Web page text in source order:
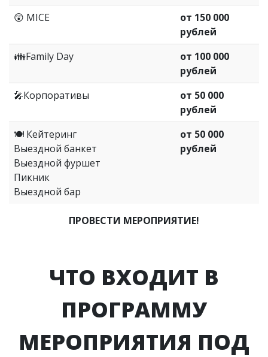
😲 MICE
от 150 000
рублей
👪Family Day
от 100 000
рублей
🎤Корпоративы
от 50 000
рублей
🍽 Кейтеринг
Выездной банкет
Выездной фуршет
Пикник
Выездной бар
от 50 000
рублей
ПРОВЕСТИ МЕРОПРИЯТИЕ!
ЧТО ВХОДИТ В
ПРОГРАММУ
МЕРОПРИЯТИЯ ПОД